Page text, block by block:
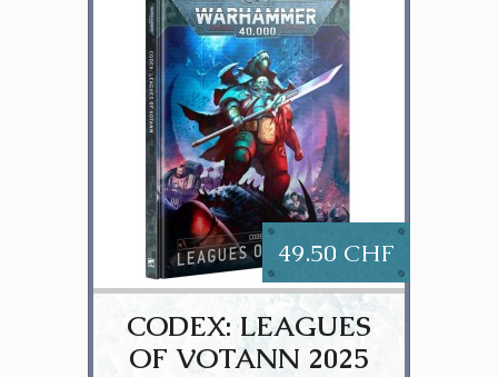
49.50 CHF
CODEX: LEAGUES
OF VOTANN 2025